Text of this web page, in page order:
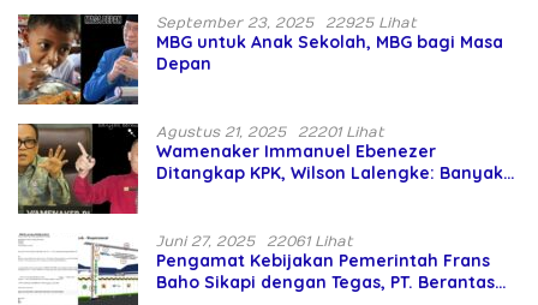
September 23, 2025 22925 Lihat
MBG untuk Anak Sekolah, MBG bagi Masa
Depan
Agustus 21, 2025 22201 Lihat
Wamenaker Immanuel Ebenezer
Ditangkap KPK, Wilson Lalengke: Banyak
Juni 27, 2025 22061 Lihat
Pengamat Kebijakan Pemerintah Frans
Baho Sikapi dengan Tegas, PT. Berantas